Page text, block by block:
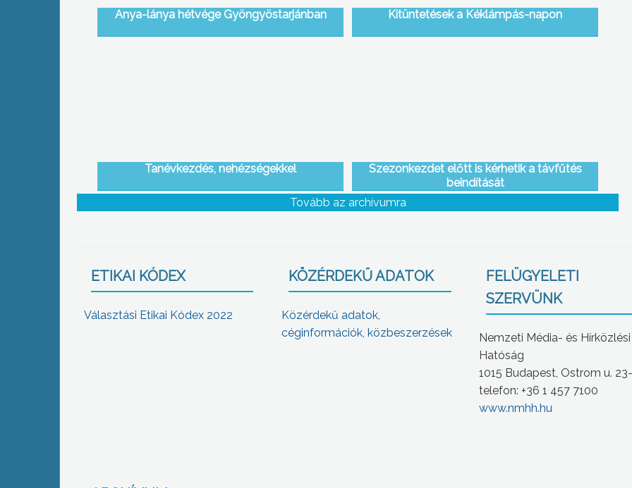
Anya-lánya hétvége Gyöngyöstarjánban Kitüntetések a Kéklámpás-napon
Tanévkezdés, nehézségekkel
Szezonkezdet előtt is kérhetik a távfűtés
beindítását
Tovább az archívumra
ETIKAI KÓDEX
Választási Etikai Kódex 2022
KÖZÉRDEKŰ ADATOK
Közérdekű adatok,
céginformációk, közbeszerzések
FELÜGYELETI
SZERVÜNK
Nemzeti Média- és Hírközlési
Hatóság
1015 Budapest, Ostrom u.
telefon: +36 1 457 7100
www.nmhh.hu